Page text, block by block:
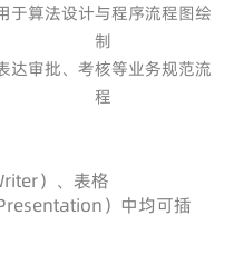
于算法设计与程序流程图绘
制
达审批、考核等业务规范流
程
）、表格
）中均可插